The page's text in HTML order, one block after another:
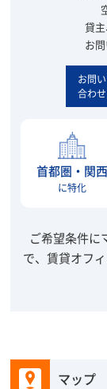
貸
お
お問い
合わせ
首都圏・関西
に特化
ご希望条件に
で、賃貸オフ
マップ